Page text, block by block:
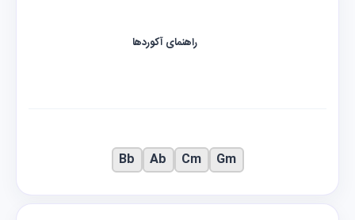
راهنمای آکوردها
Gm
Cm
Ab
Bb